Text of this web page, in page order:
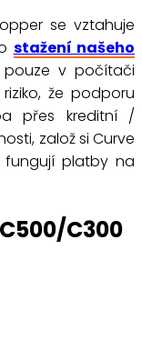
se vztahuje
stažení našeho
v počítači
že podporu
přes kreditní /
založ si Curve
fungují platby na
C300